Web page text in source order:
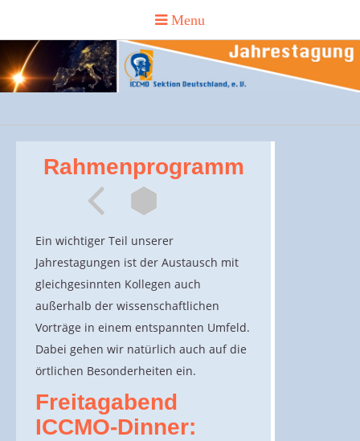
Rahmenprogramm
Ein wichtiger Teil unserer
Jahrestagungen ist der Austausch mit
gleichgesinnten Kollegen auch
außerhalb der wissenschaftlichen
Vorträge in einem entspannten Umfeld.
Dabei gehen wir natürlich auch auf die
örtlichen Besonderheiten ein.
Freitagabend
ICCMO-Dinner: